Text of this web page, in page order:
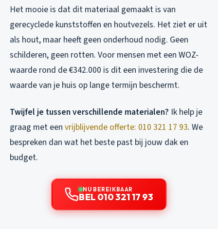
Het mooie is dat dit materiaal gemaakt is van
gerecyclede kunststoffen en houtvezels. Het ziet er uit
als hout, maar heeft geen onderhoud nodig. Geen
schilderen, geen rotten. Voor mensen met een WOZ-
waarde rond de €342.000 is dit een investering die de
waarde van je huis op lange termijn beschermt.
Twijfel je tussen verschillende materialen? Ik help je
graag met een vrijblijvende offerte: 010 321 17 93. We
bespreken dan wat het beste past bij jouw dak en
budget.
NU BEREIKBAAR
BEL 010 321 17 93